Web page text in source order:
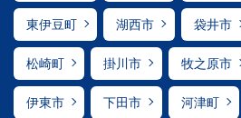
東伊豆町 湖西市 袋井市
松崎町 掛川市 牧之原市
伊東市 下田市 河津町